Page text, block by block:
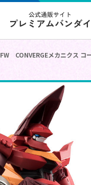
公式通販サイト
プレミアムバンダイ
FW CONVERGEメカニクス コ